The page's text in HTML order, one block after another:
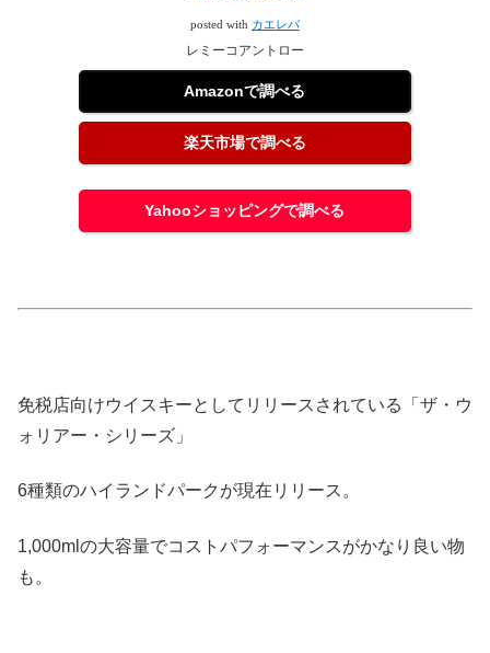
posted with カエレバ
レミーコアントロー
Amazonで調べる
楽天市場で調べる
Yahooショッピングで調べる
免税店向けウイスキーとしてリリースされている「ザ・ウ
ォリアー・シリーズ」
6種類のハイランドパークが現在リリース。
1,000mlの大容量でコストパフォーマンスがかなり良い物
も。